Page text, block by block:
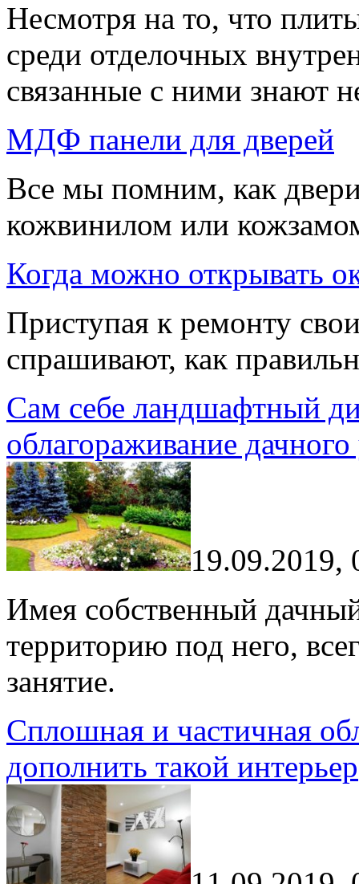
Несмотря на то, что
среди отделочных
связанные с ними знают
МДФ панели для дверей
Все мы помним, как
кожвинилом или
Когда можно открывать
Приступая к ремонту
спрашивают, как
Сам себе ландшафтный
облагораживание дачного
19.09.2019,
Имея собственный
территорию под него,
занятие.
Сплошная и частичная
дополнить такой интерьер